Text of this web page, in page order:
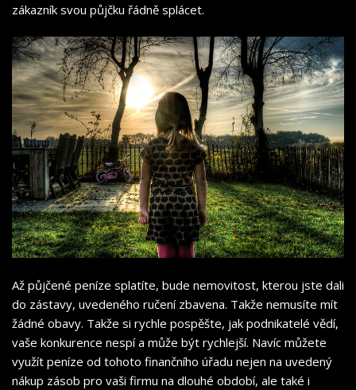
zákazník svou půjčku řádně splácet.
Až půjčené peníze splatíte, bude nemovitost, kterou jste dali
do zástavy, uvedeného ručení zbavena. Takže nemusíte mít
žádné obavy. Takže si rychle pospěšte, jak podnikatelé vědí,
vaše konkurence nespí a může být rychlejší. Navíc můžete
využít peníze od tohoto finančního úřadu nejen na uvedený
nákup zásob pro vaši firmu na dlouhé období, ale také i